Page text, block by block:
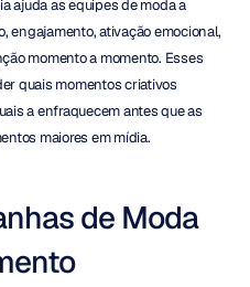
ajuda as equipes de moda a
engajamento, ativação emocional,
momento a momento. Esses
quais momentos criativos
a enfraquecem antes que as
maiores em mídia.
de Moda